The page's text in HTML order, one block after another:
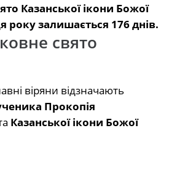
Казанської ікони Божої
року залишається 176 днів.
свято
віряни відзначають
Прокопія
Казанської ікони Божої